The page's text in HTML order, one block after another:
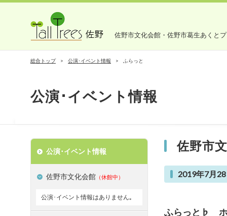
佐野市文化会館・佐野市葛生あくと
総合トップ 公演･イベント情報 ふらっと
公演･イベント情報
佐野市
2019年7月
ふらっと♭ ホ
公演･イベント情報
佐野市文化会館 （休館中）
公演･イベント情報はありません｡